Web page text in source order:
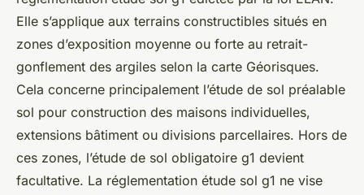
Elle s’applique aux terrains constructibles situés en
zones d’exposition moyenne ou forte au retrait-
gonflement des argiles selon la carte Géorisques.
Cela concerne principalement l’étude de sol préalable
sol pour construction des maisons individuelles,
extensions bâtiment ou divisions parcellaires. Hors de
ces zones, l’étude de sol obligatoire g1 devient
facultative. La réglementation étude sol g1 ne vise